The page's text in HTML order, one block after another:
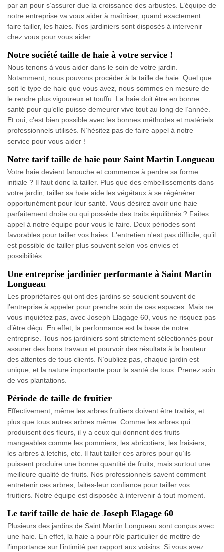
par an pour s’assurer due la croissance des arbustes. L’équipe de
notre entreprise va vous aider à maîtriser, quand exactement
faire tailler, les haies. Nos jardiniers sont disposés à intervenir
chez vous pour vous aider.
Notre société taille de haie à votre service !
Nous tenons à vous aider dans le soin de votre jardin.
Notamment, nous pouvons procéder à la taille de haie. Quel que
soit le type de haie que vous avez, nous sommes en mesure de
le rendre plus vigoureux et touffu. La haie doit être en bonne
santé pour qu’elle puisse demeurer vive tout au long de l’année.
Et oui, c’est bien possible avec les bonnes méthodes et matériels
professionnels utilisés. N’hésitez pas de faire appel à notre
service pour vous aider !
Notre tarif taille de haie pour Saint Martin Longueau
Votre haie devient farouche et commence à perdre sa forme
initiale ? Il faut donc la tailler. Plus que des embellissements dans
votre jardin, tailler sa haie aide les végétaux à se régénérer
opportunément pour leur santé. Vous désirez avoir une haie
parfaitement droite ou qui possède des traits équilibrés ? Faites
appel à notre équipe pour vous le faire. Deux périodes sont
favorables pour tailler vos haies. L'entretien n'est pas difficile, qu’il
est possible de tailler plus souvent selon vos envies et
possibilités.
Une entreprise jardinier performante à Saint Martin
Longueau
Les propriétaires qui ont des jardins se soucient souvent de
l’entreprise à appeler pour prendre soin de ces espaces. Mais ne
vous inquiétez pas, avec Joseph Elagage 60, vous ne risquez pas
d’être déçu. En effet, la performance est la base de notre
entreprise. Tous nos jardiniers sont strictement sélectionnés pour
assurer des bons travaux et pourvoir des résultats à la hauteur
des attentes de tous clients. N’oubliez pas, chaque jardin est
unique, et la nature importante pour la santé de tous. Prenez soin
de vos plantations.
Période de taille de fruitier
Effectivement, même les arbres fruitiers doivent être traités, et
plus que tous autres arbres même. Comme les arbres qui
produisent des fleurs, il y a ceux qui donnent des fruits
mangeables comme les pommiers, les abricotiers, les fraisiers,
les arbres à letchis, etc. Il faut tailler ces arbres pour qu’ils
puissent produire une bonne quantité de fruits, mais surtout une
meilleure qualité de fruits. Nos professionnels savent comment
entretenir ces arbres, faites-leur confiance pour tailler vos
fruitiers. Notre équipe est disposée à intervenir à tout moment.
Le tarif taille de haie de Joseph Elagage 60
Plusieurs des jardins de Saint Martin Longueau sont conçus avec
une haie. En effet, la haie a pour rôle particulier de mettre de
l’importance sur l’intimité par rapport aux voisins. Si vous avez